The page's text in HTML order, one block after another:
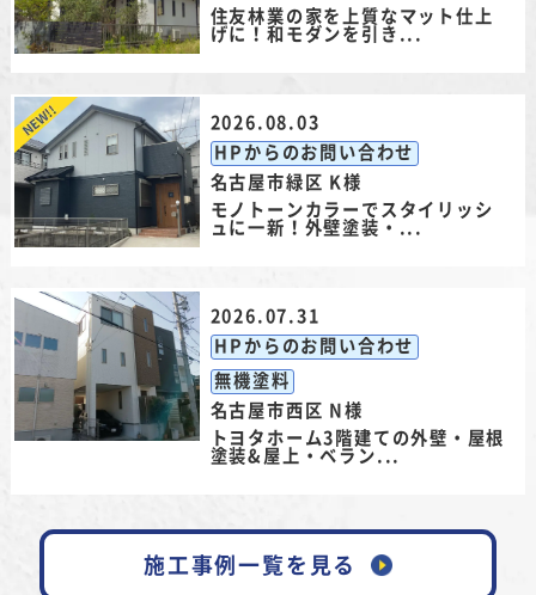
住友林業の家を上質なマット仕上
げに！和モダンを引き...
2026.08.03
HPからのお問い合わせ
名古屋市緑区 K様
モノトーンカラーでスタイリッシ
ュに一新！外壁塗装・...
2026.07.31
HPからのお問い合わせ
無機塗料
名古屋市西区 N様
トヨタホーム3階建ての外壁・屋根
塗装&屋上・ベラン...
施工事例一覧を見る